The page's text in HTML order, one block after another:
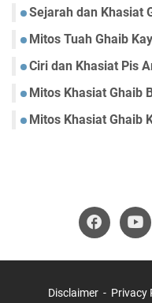
Sejarah dan Khasiat
Mitos Tuah Ghaib
Ciri dan Khasiat Pis
Mitos Khasiat Ghaib
Mitos Khasiat Ghaib
Disclaimer Privacy